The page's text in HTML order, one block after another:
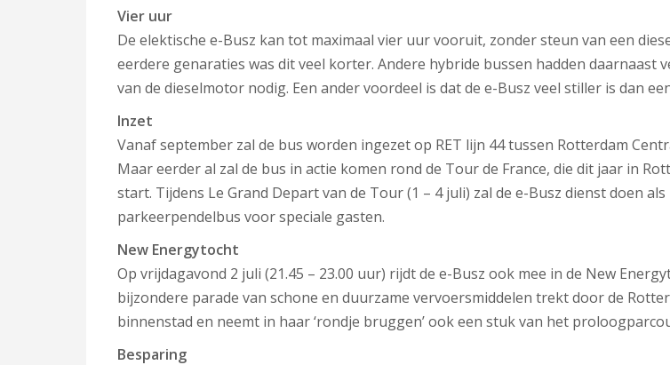
Vier uur
De elektische e-Busz kan tot maximaal vier uur vooruit, zonder steun van een
eerdere genaraties was dit veel korter. Andere hybride bussen hadden daarnaast
van de dieselmotor nodig. Een ander voordeel is dat de e-Busz veel stiller is dan
Inzet
Vanaf september zal de bus worden ingezet op RET lijn 44 tussen Rotterdam
Maar eerder al zal de bus in actie komen rond de Tour de France, die dit jaar in
start. Tijdens Le Grand Depart van de Tour (1 – 4 juli) zal de e-Busz dienst doen als
parkeerpendelbus voor speciale gasten.
New Energytocht
Op vrijdagavond 2 juli (21.45 – 23.00 uur) rijdt de e-Busz ook mee in de New
bijzondere parade van schone en duurzame vervoersmiddelen trekt door de
binnenstad en neemt in haar ‘rondje bruggen’ ook een stuk van het
Besparing